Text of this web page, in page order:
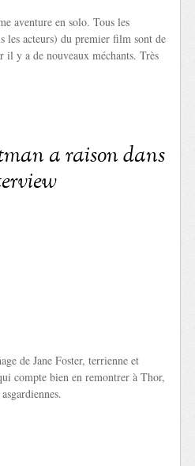
aventure en solo. Tous les
les acteurs) du premier film sont de
il y a de nouveaux méchants. Très
a raison dans
de Jane Foster, terrienne et
compte bien en remontrer à Thor,